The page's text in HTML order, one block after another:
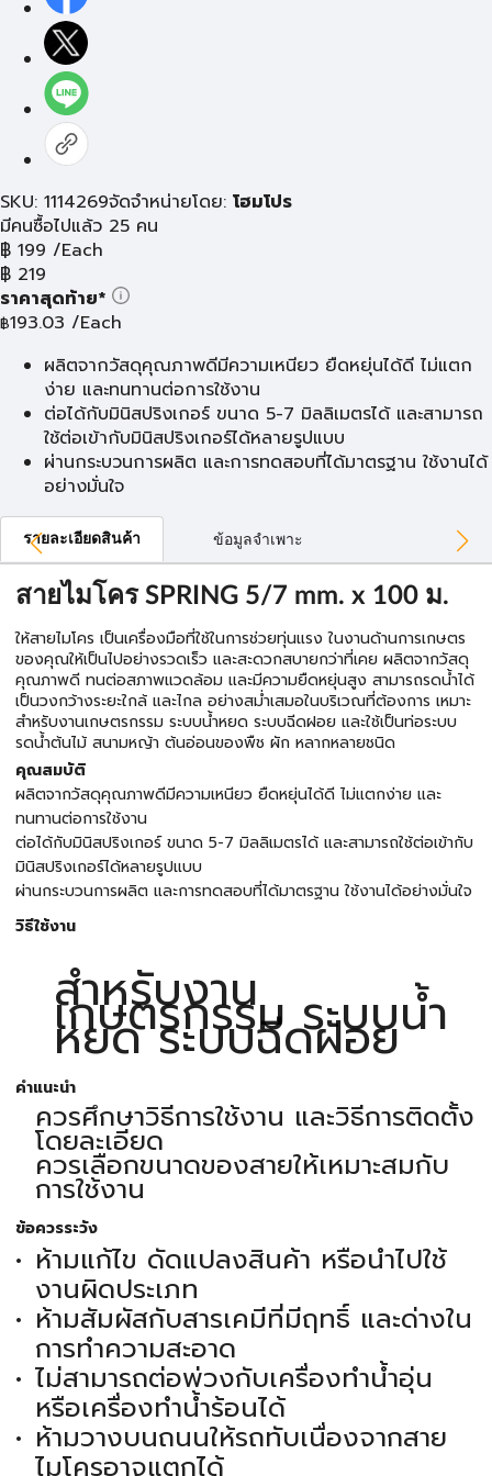
SKU: 1114269จัดจำหน่ายโดย: โฮมโปร
มีคนซื้อไปแล้ว 25 คน
฿ 199 /Each
฿ 219
ราคาสุดท้าย*
฿193.03 /Each
ผลิตจากวัสดุคุณภาพดีมีความเหนียว ยืดหยุ่นได้ดี ไม่แตก
ง่าย และทนทานต่อการใช้งาน
ต่อได้กับมินิสปริงเกอร์ ขนาด 5-7 มิลลิเมตรได้ และสามารถ
ใช้ต่อเข้ากับมินิสปริงเกอร์ได้หลายรูปแบบ
ผ่านกระบวนการผลิต และการทดสอบที่ได้มาตรฐาน ใช้งานได้
อย่างมั่นใจ
รายละเอียดสินค้า ข้อมูลจำเพาะ
สายไมโคร SPRING 5/7 mm. x 100 ม.
ให้สายไมโคร เป็นเครื่องมือที่ใช้ในการช่วยทุ่นแรง ในงานด้านการเกษตร
ของคุณให้เป็นไปอย่างรวดเร็ว และสะดวกสบายกว่าที่เคย ผลิตจากวัสดุ
คุณภาพดี ทนต่อสภาพแวดล้อม และมีความยืดหยุ่นสูง สามารถรดน้ำได้
เป็นวงกว้างระยะใกล้ และไกล อย่างสม่ำเสมอในบริเวณที่ต้องการ เหมาะ
สำหรับงานเกษตรกรรม ระบบน้ำหยด ระบบฉีดฝอย และใช้เป็นท่อระบบ
รดน้ำต้นไม้ สนามหญ้า ต้นอ่อนของพืช ผัก หลากหลายชนิด
คุณสมบัติ
ผลิตจากวัสดุคุณภาพดีมีความเหนียว ยืดหยุ่นได้ดี ไม่แตกง่าย และ
ทนทานต่อการใช้งาน
ต่อได้กับมินิสปริงเกอร์ ขนาด 5-7 มิลลิเมตรได้ และสามารถใช้ต่อเข้ากับ
มินิสปริงเกอร์ได้หลายรูปแบบ
ผ่านกระบวนการผลิต และการทดสอบที่ได้มาตรฐาน ใช้งานได้อย่างมั่นใจ
วิธีใช้งาน
สำหรับงาน
เกษตรกรรม ระบบน้ำ
หยด ระบบฉีดฝอย
คำแนะนำ
ควรศึกษาวิธีการใช้งาน และวิธีการติดตั้ง
โดยละเอียด
ควรเลือกขนาดของสายให้เหมาะสมกับ
การใช้งาน
ข้อควรระวัง
ห้ามแก้ไข ดัดแปลงสินค้า หรือนำไปใช้
งานผิดประเภท
ห้ามสัมผัสกับสารเคมีที่มีฤทธิ์ และด่างใน
การทำความสะอาด
ไม่สามารถต่อพ่วงกับเครื่องทำน้ำอุ่น
หรือเครื่องทำน้ำร้อนได้
ห้ามวางบนถนนให้รถทับเนื่องจากสาย
ไมโครอาจแตกได้